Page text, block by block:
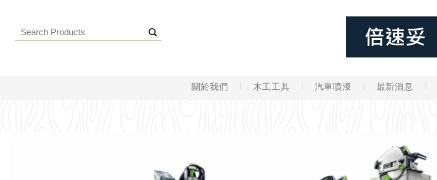
關於我們 木工工具 汽車噴漆 最新消息